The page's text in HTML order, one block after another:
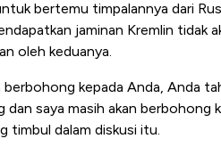
bertemu timpalannya dari
jaminan Kremlin tidak
oleh keduanya.
berbohong kepada Anda, Anda
dan saya masih akan berbohong
timbul dalam diskusi itu.
Tembaga Terbang ke Zona